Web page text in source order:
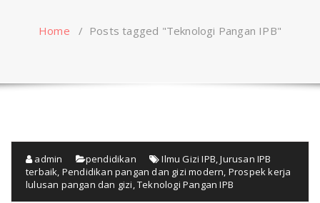
Home / Posts tagged "Teknologi Pangan IPB"
admin pendidikan Ilmu Gizi IPB ,Jurusan IPB
terbaik Pendidikan pangan dan gizi modern Prospek kerja
lulusan pangan dan gizi ,Teknologi Pangan IPB